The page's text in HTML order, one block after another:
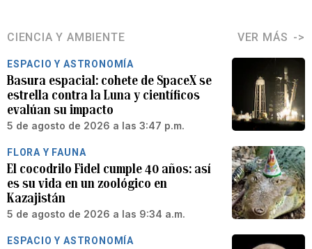
CIENCIA Y AMBIENTE VER MÁS
ESPACIO Y ASTRONOMÍA
Basura espacial: cohete de SpaceX se
estrella contra la Luna y científicos
evalúan su impacto
5 de agosto de 2026 a las 3:47 p.m.
FLORA Y FAUNA
El cocodrilo Fidel cumple 40 años: así
es su vida en un zoológico en
Kazajistán
5 de agosto de 2026 a las 9:34 a.m.
ESPACIO Y ASTRONOMÍA